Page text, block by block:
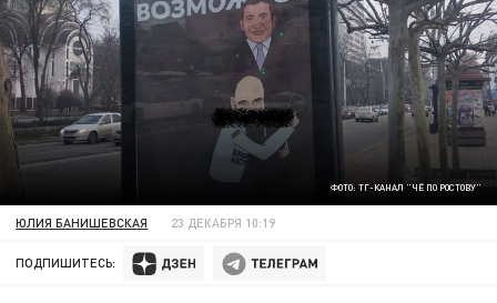
ФОТО: ТГ-КАНАЛ "ЧЁ ПО РОСТОВУ"
ЮЛИЯ БАНИШЕВСКАЯ 23 ДЕКАБРЯ 10:19
ПОДПИШИТЕСЬ: